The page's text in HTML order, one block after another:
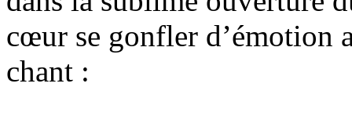
cœur se gonfler d’émotion
chant :